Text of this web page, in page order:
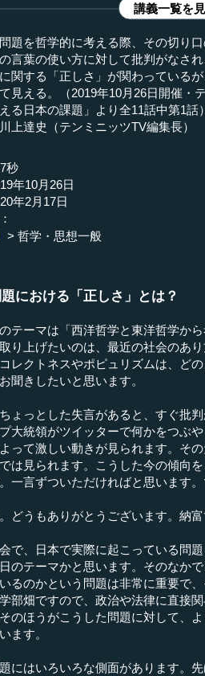
講義一覧を
題を哲学的に考える際、その切り
言葉の使い方に対して批判がなさ
関する「正しさ」が関わっている
見える。（2019年10月26日開催・
る日本の課題」より全11話中第1話）
上達史（テンミニッツTV編集長）
秒
年10月26日
年2月17日
哲学・思想一般
における「正しさ」とは？
ーマは「西洋哲学と東洋哲学から
り上げたいのは、最近の社会のあ
レクトネスやポピュリズムは、ど
聞きしたいと思います。
ょっとした失言があると、すぐ批
大統領がツイッターで何かをつぶ
って激しい動きが見られます。そ
は見られます。こうした今の傾向
一言ずついただければと思います
うもありがとうございます。納富
で、日本で実際に起こっている問
のテーマかと思います。そのなか
るのかという問題は非常に重要で
部畑ですので、政治や法律に直接
のほうがこうした問題に対して、
ます。
にはいろいろな側面があります。